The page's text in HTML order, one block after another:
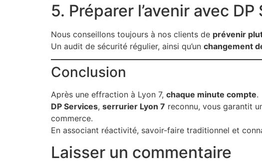
5. Préparer l’avenir avec
Nous conseillons toujours à nos clients de prévenir
Un audit de sécurité régulier, ainsi qu’un changement
Conclusion
Après une effraction à Lyon 7, chaque minute compte.
DP Services, serrurier Lyon 7 reconnu, vous garantit
commerce.
En associant réactivité, savoir-faire traditionnel et
Laisser un commentaire